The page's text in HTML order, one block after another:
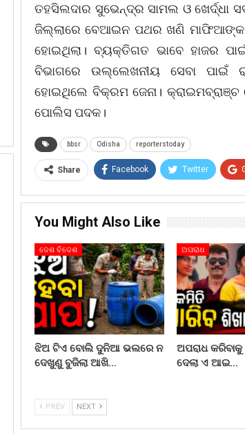
ତହସିଲଦାର ସୁଭେନ୍ଦ୍ର ସାମଲ ଓ ଖେର୍ଦ୍ଧା
ଜିଲ୍ଲାରେ ବେଆଇନ ପଥର ଖଣି ମାଫିଆଙ୍କ
ହୋଇଥିଲା। ବ୍ୟକ୍ତିଗତ ଭାବେ ହାଜର
ବିଭାଗରେ ଉଲ୍ଲେଖନୀୟ ସେବା ପାଇଁ
ହୋଇଥିଲେ ବିକ୍ରମ ଜେନା।
ପୋଲିସ ପଦକ।
bbsr Odisha reporterstoday
Share Facebook Twitter
You Might Also Like
ଦେଶ ବିଦେଶ
ଝିଅ ଟିଏ ବୋଲି ଦୁନିଆ ଭଲରେ ନ
ଦେଖୁଣୁ ବୁଜିଲା ଆଖି…
ଅପରାଧ
ଅପରାଧ କରିବାକୁ
ଦେଲା ଏ ଆଇ…
PREV NEXT